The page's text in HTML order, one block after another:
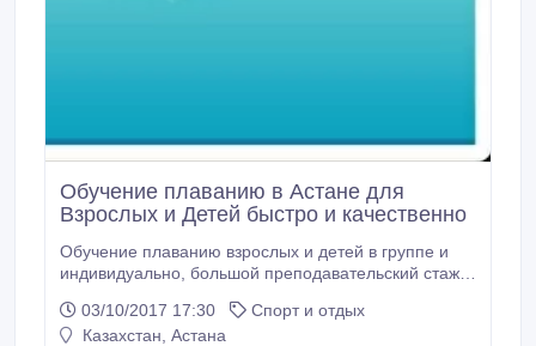
Обучение плаванию в Астане для
Взрослых и Детей быстро и качественно
Обучение плаванию взрослых и детей в группе и
индивидуально, большой преподавательский стаж,
основы, преодоления страхов - боязни к воде.
03/10/2017 17:30
Спорт и отдых
Казахстан, Астана